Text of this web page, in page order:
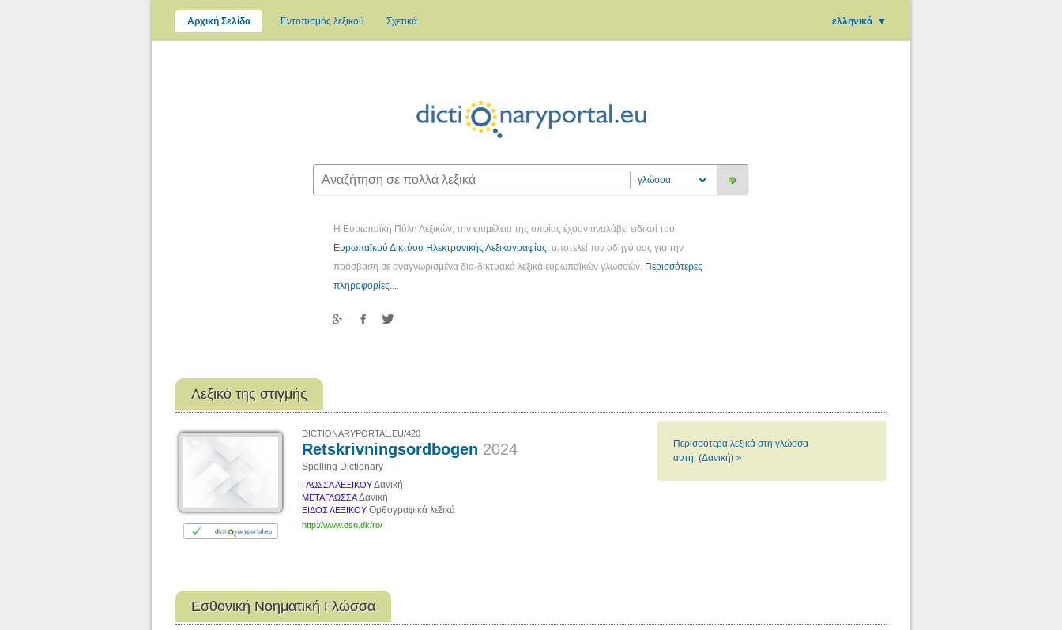
Αρχική Σελίδα Εντοπισμός λεξικού Σχετικά ελληνικά ▼
Η Ευρωπαϊκή Πύλη Λεξικών, την επιμέλεια της οποίας έχουν αναλάβει ειδικοί του
Ευρωπαϊκού Δικτύου Ηλεκτρονικής Λεξικογραφίας, αποτελεί τον οδηγό σας για την
πρόσβαση σε αναγνωρισμένα δια-δικτυακά λεξικά ευρωπαϊκών γλωσσών. Περισσότερες
πληροφορίες...
Λεξικό της στιγμής
Περισσότερα λεξικά στη γλώσσα
αυτή. (Δανική) »
DICTIONARYPORTAL.EU/420
Retskrivningsordbogen 2024
Spelling Dictionary
ΓΛΩΣΣΑ ΛΕΞΙΚΟΥΔανική
ΜΕΤΑΓΛΩΣΣΑΔανική
ΕΙΔΟΣ ΛΕΞΙΚΟΥ Ορθογραφικά λεξικά
http://www.dsn.dk/ro/
Εσθονική Νοηματική Γλώσσα